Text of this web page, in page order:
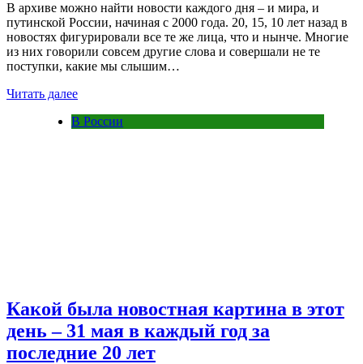
В архиве можно найти новости каждого дня – и мира, и
путинской России, начиная с 2000 года. 20, 15, 10 лет назад в
новостях фигурировали все те же лица, что и нынче. Многие
из них говорили совсем другие слова и совершали не те
поступки, какие мы слышим…
Читать далее
В России
Какой была новостная картина в этот
день – 31 мая в каждый год за
последние 20 лет